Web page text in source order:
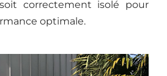
correctement isolé pour
optimale.